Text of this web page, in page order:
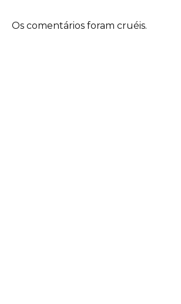
Os comentários foram cruéis.